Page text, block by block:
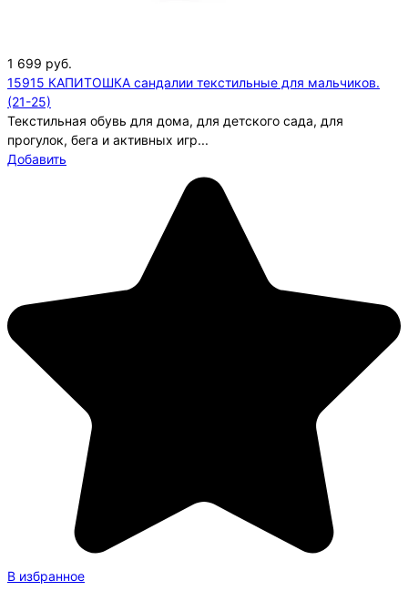
1 699 руб.
15915 КАПИТОШКА сандалии текстильные для мальчиков.
(21-25)
Текстильная обувь для дома, для детского сада, для
прогулок, бега и активных игр...
Добавить
В избранное